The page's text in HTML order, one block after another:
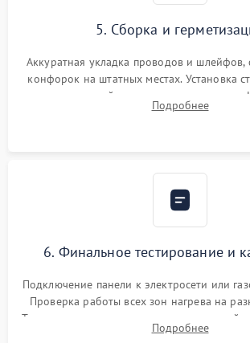
5. Сборка и
Аккуратная укладка проводов и шлейфов,
конфорок на штатных местах. Установка
проверкой равномерности зазоров.
термостойкого герметика или укладка
Подробнее
6. Финальное тестирование и
Подключение панели к электросети или
Проверка работы всех зон нагрева на
Тестирование сенсорного управления,
остаточного тепла и систем защиты от
Подробнее